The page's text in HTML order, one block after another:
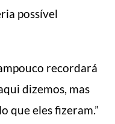
possível
recordará
dizemos, mas
que eles fizeram.”